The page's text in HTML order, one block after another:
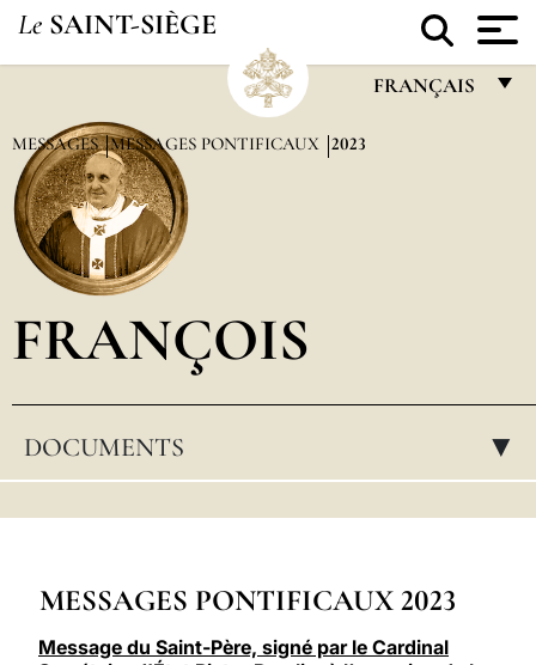
Le SAINT-SIÈGE
FRANÇAIS
POLSKI
MESSAGES MESSAGES PONTIFICAUX 2023
FRANÇOIS
DOCUMENTS ▸
MESSAGES PONTIFICAUX 2023
Message du Saint-Père, signé par le Cardinal